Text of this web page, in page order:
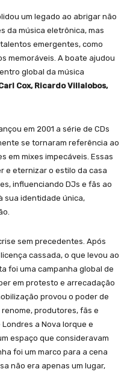
um legado ao abrigar não
da música eletrônica, mas
emergentes, como
memoráveis. A boate ajudou
global da música
Cox, Ricardo Villalobos,
em 2001 a série de CDs
se tornaram referência ao
em mixes impecáveis. Essas
e eternizar o estilo da casa
influenciando DJs e fãs ao
sua identidade única,
sem precedentes. Após
cassada, o que levou ao
foi uma campanha global de
em protesto e arrecadação
provou o poder de
produtores, fãs e
a Nova Iorque e
espaço que consideravam
foi um marco para a cena
não era apenas um lugar,